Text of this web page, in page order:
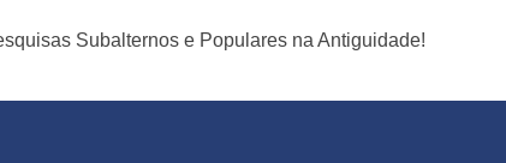
Subalternos e Populares na Antiguidade!